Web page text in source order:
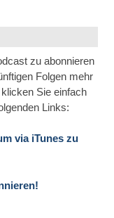
zu abonnieren
Folgen mehr
Sie einfach
Links:
via iTunes zu